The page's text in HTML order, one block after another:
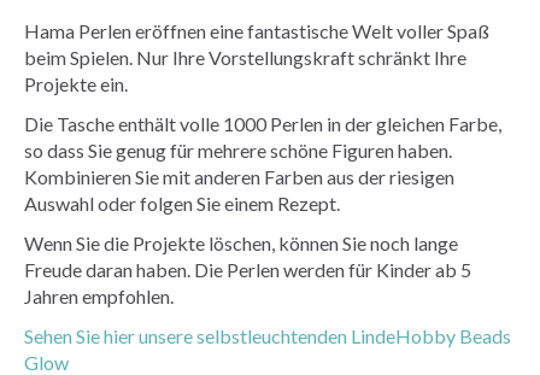
Hama Perlen eröffnen eine fantastische Welt voller Spaß
beim Spielen. Nur Ihre Vorstellungskraft schränkt Ihre
Projekte ein.
Die Tasche enthält volle 1000 Perlen in der gleichen Farbe,
so dass Sie genug für mehrere schöne Figuren haben.
Kombinieren Sie mit anderen Farben aus der riesigen
Auswahl oder folgen Sie einem Rezept.
Wenn Sie die Projekte löschen, können Sie noch lange
Freude daran haben. Die Perlen werden für Kinder ab 5
Jahren empfohlen.
Sehen Sie hier unsere selbstleuchtenden LindeHobby Beads
Glow